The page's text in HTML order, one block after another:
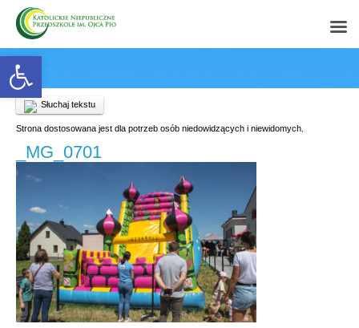
Open toolbar
Słuchaj tekstu
Strona dostosowana jest dla potrzeb osób niedowidzących i niewidomych.
_MG_0701